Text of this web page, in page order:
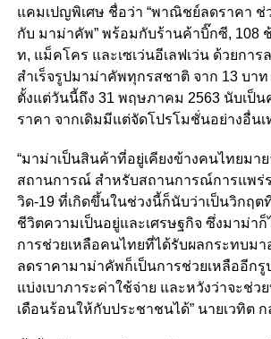
แคมเปญพิเศษ ชื่อว่า “พาณิชย์ลดราคา ช่
กับ มาม่าคัพ” พร้อมกับร้านค้าบิ๊กซี, 108
ท, แม็คโคร และเซเว่นอีเลฟเว่น ด้วยกา
สำเร็จรูปมาม่าคัพทุกรสชาติ จาก 13 บาท
ตั้งแต่วันนี้ถึง 31 พฤษภาคม 2563 นับเป็
ราคา จากเดิมมีแต่จัดโปรโมชั่นอย่างอื่น
“มาม่าเป็นสินค้าที่อยู่เคียงข้างคนไทยมา
สถานการณ์ สำหรับสถานการณ์การแพร่
วิด-19 ที่เกิดขึ้นในช่วงนี้ก็นับว่าเป็นวิกฤ
ชีวิตความเป็นอยู่และเศรษฐกิจ ซึ่งมาม่า
การช่วยเหลือคนไทยที่ได้รับผลกระทบมา
ลดราคามาม่าคัพก็เป็นการช่วยเหลืออีกรู
แบ่งเบาภาระค่าใช้จ่าย และหวังว่าจะช่ว
เดือนร้อนให้กับประชาชนได้” นายเวทิต ก